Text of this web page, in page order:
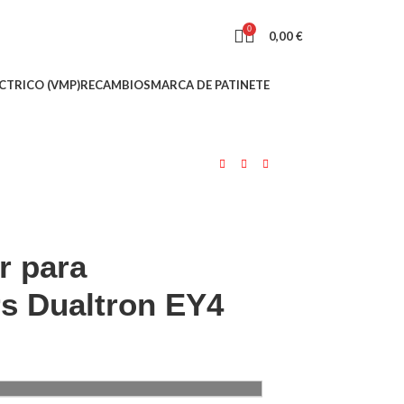
0 0,00€
(VMP)RECAMBIOSMARCA DE PATINETE
para
Dualtron EY4